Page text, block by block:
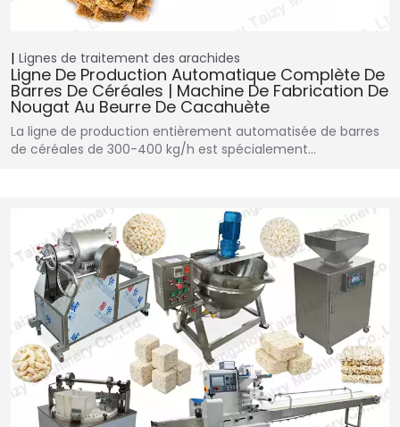
Lignes de traitement des arachides
Ligne De Production Automatique Complète De
Barres De Céréales | Machine De Fabrication De
Nougat Au Beurre De Cacahuète
La ligne de production entièrement automatisée de barres
de céréales de 300-400 kg/h est spécialement…